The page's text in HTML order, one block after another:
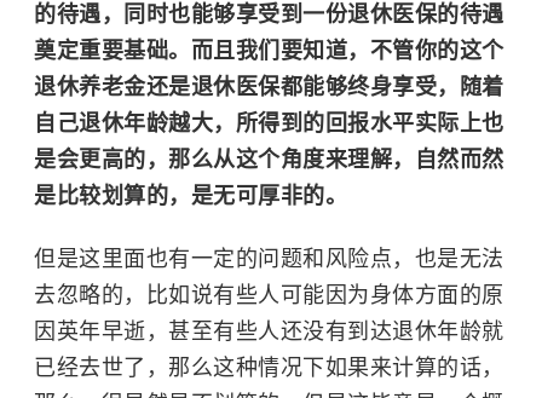
的待遇，同时也能够享受到一份退休医保的待遇
奠定重要基础。而且我们要知道，不管你的这个
退休养老金还是退休医保都能够终身享受，随着
自己退休年龄越大，所得到的回报水平实际上也
是会更高的，那么从这个角度来理解，自然而然
是比较划算的，是无可厚非的。
但是这里面也有一定的问题和风险点，也是无法
去忽略的，比如说有些人可能因为身体方面的原
因英年早逝，甚至有些人还没有到达退休年龄就
已经去世了，那么这种情况下如果来计算的话，